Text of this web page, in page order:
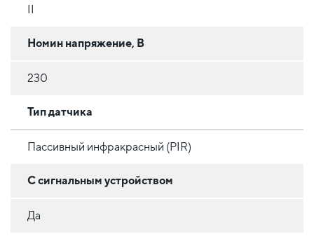
II
Номин напряжение, В
230
Тип датчика
Пассивный инфракрасный (PIR)
С сигнальным устройством
Да